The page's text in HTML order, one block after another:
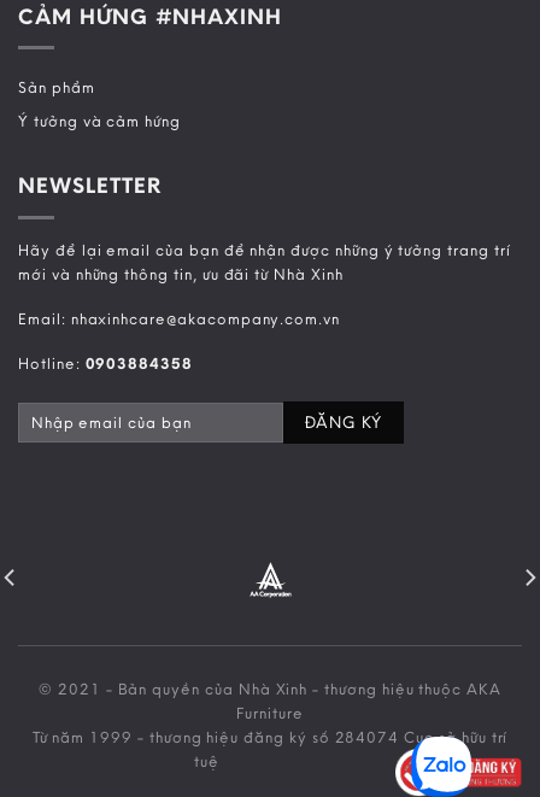
CẢM HỨNG #NHAXINH
Sản phẩm
Ý tưởng và cảm hứng
NEWSLETTER
Hãy để lại email của bạn để nhận được những ý tưởng trang trí
mới và những thông tin, ưu đãi từ Nhà Xinh
Email: nhaxinhcare@akacompany.com.vn
Hotline: 0903884358
© 2021 - Bản quyền của Nhà Xinh - thương hiệu thuộc AKA
Furniture
Từ năm 1999 - thương hiệu đăng ký số 284074 Cục sở hữu trí
tuệ